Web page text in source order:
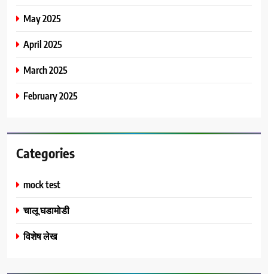
May 2025
April 2025
March 2025
February 2025
Categories
mock test
चालू घडामोडी
विशेष लेख